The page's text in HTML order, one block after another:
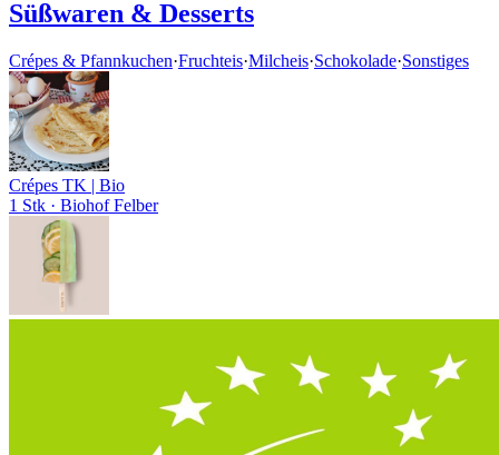
Süßwaren & Desserts
Crépes & Pfannkuchen·Fruchteis·Milcheis·Schokolade·Sonstiges
Crépes TK | Bio
1 Stk · Biohof Felber